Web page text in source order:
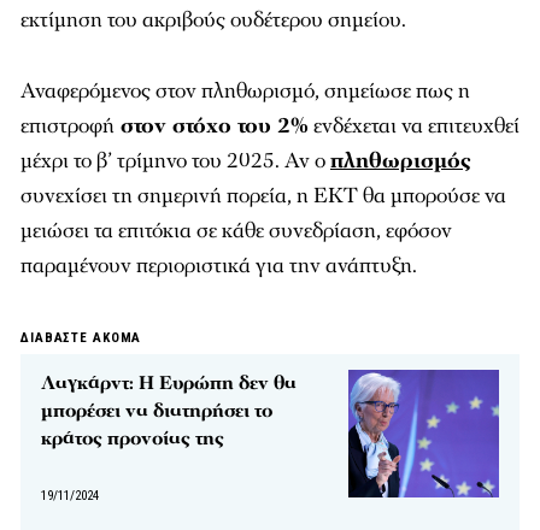
εκτίμηση του ακριβούς ουδέτερου σημείου.
Αναφερόμενος στον πληθωρισμό, σημείωσε πως η
επιστροφή στον στόχο του 2% ενδέχεται να επιτευχθεί
μέχρι το β’ τρίμηνο του 2025. Αν οπληθωρισμός
συνεχίσει τη σημερινή πορεία, η ΕΚΤ θα μπορούσε να
μειώσει τα επιτόκια σε κάθε συνεδρίαση, εφόσον
παραμένουν περιοριστικά για την ανάπτυξη.
ΔΙΑΒΑΣΤΕ ΑΚΟΜΑ
Λαγκάρντ: Η Ευρώπη δεν θα
μπορέσει να διατηρήσει το
κράτος πρoνοίας της
19/11/2024